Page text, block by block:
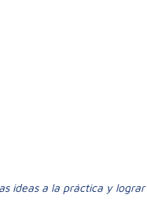
ideas a la práctica y